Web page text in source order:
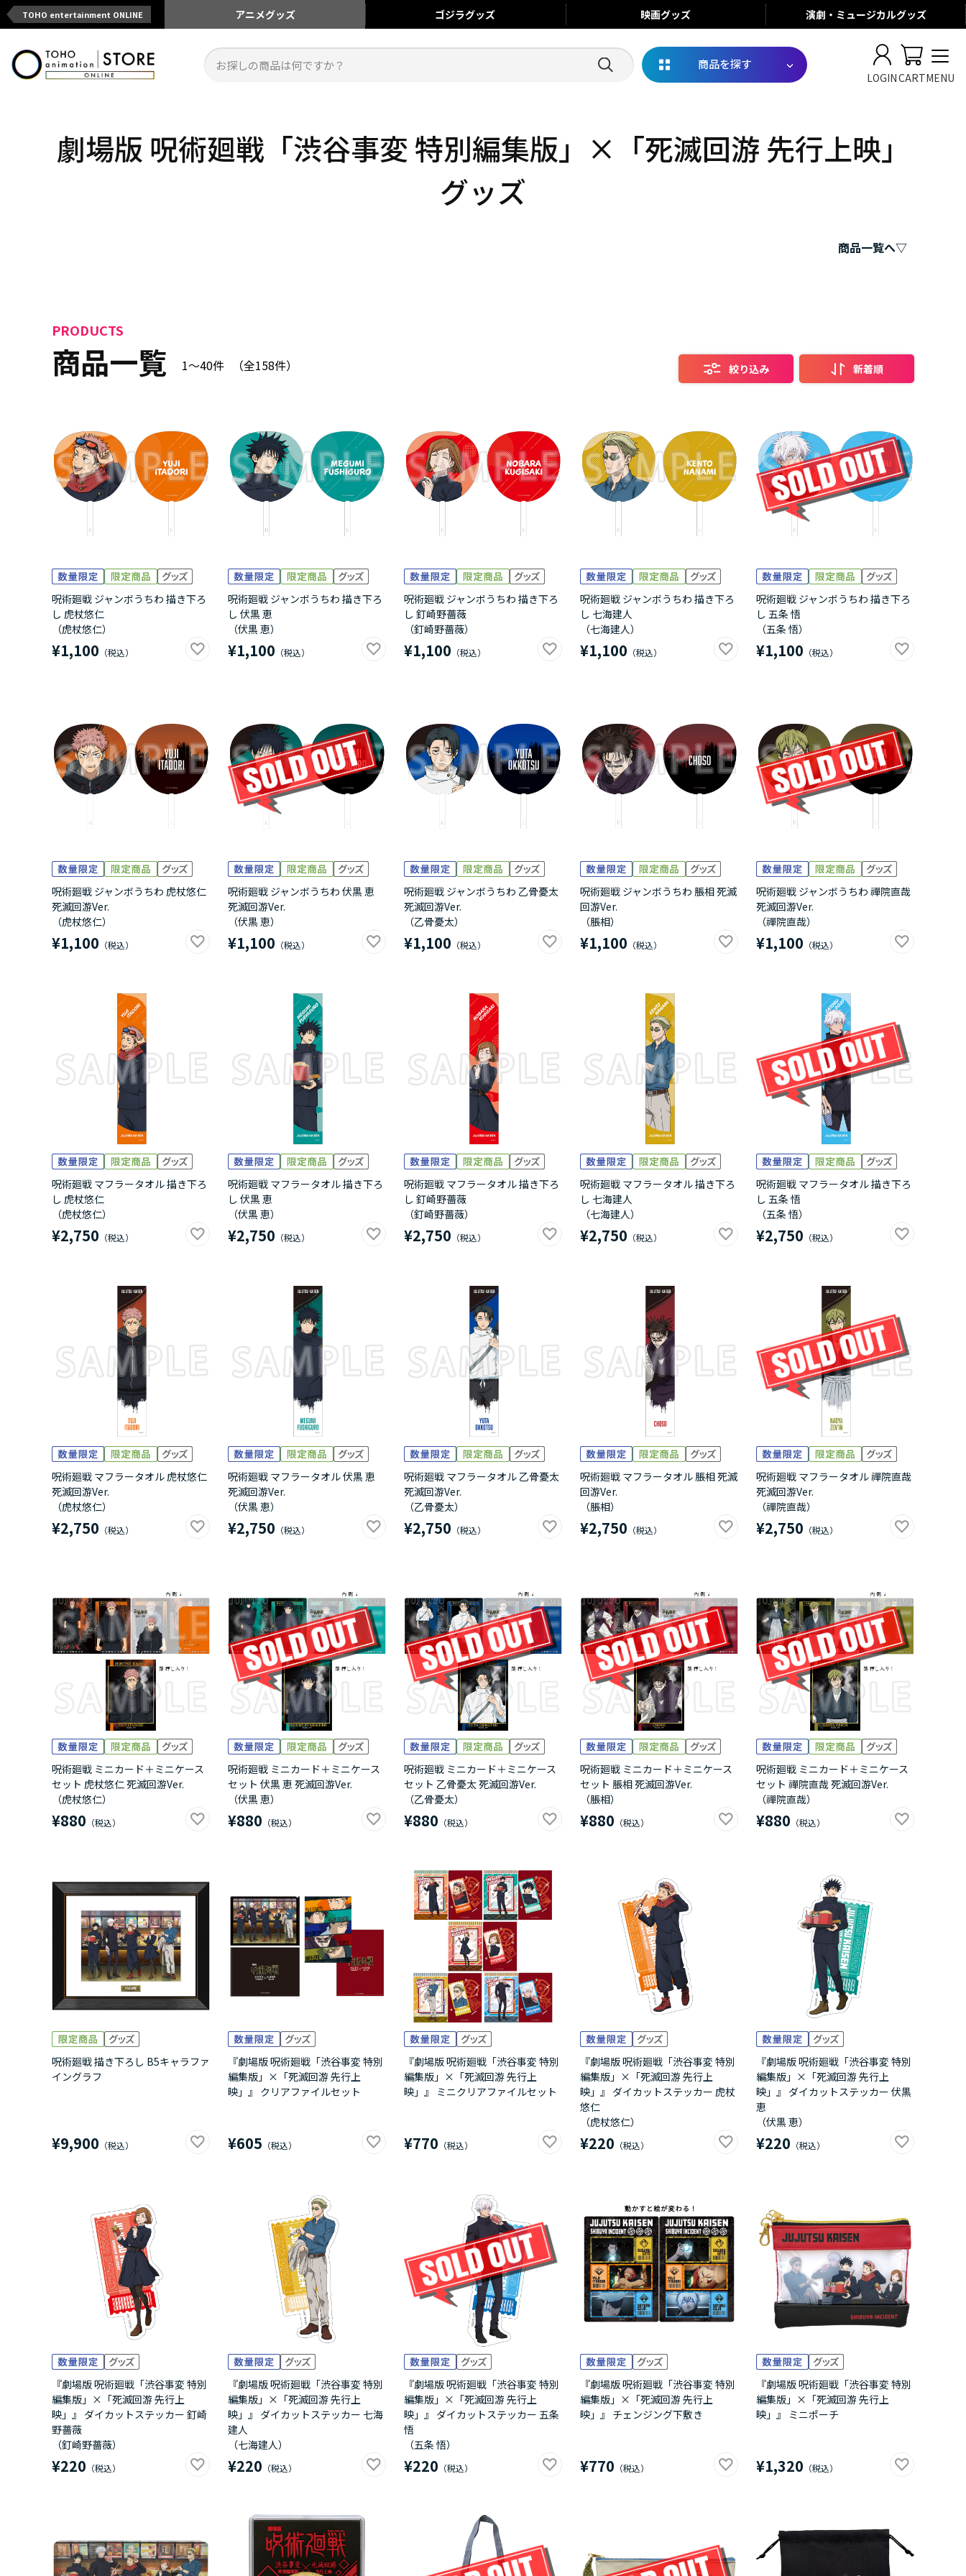
TOHO entertainment ONLINE アニメグッズ ゴジラグッズ 映画グッズ 演劇・ミュージカルグッズ
商品を探す
LOGINCARTMENU
劇場版 呪術廻戦「渋谷事変 特別編集版」×「死滅回游 先行上映」
グッズ
商品一覧へ▽
PRODUCTS
商品一覧 1～40件 （全158件） 絞り込み 新着順
呪術廻戦 ジャンボうちわ 描き下ろ
し 虎杖悠仁
（虎杖悠仁）
¥1,100
呪術廻戦 ジャンボうちわ 描き下ろ
し 伏黒 恵
（伏黒 恵）
¥1,100
呪術廻戦 ジャンボうちわ 描き下ろ
し 釘崎野薔薇
（釘崎野薔薇）
¥1,100
呪術廻戦 ジャンボうちわ 描き下ろ
し 七海建人
（七海建人）
¥1,100
呪術廻戦 ジャンボうちわ 描き下ろ
し 五条 悟
（五条 悟）
¥1,100
呪術廻戦 ジャンボうちわ 虎杖悠仁
死滅回游Ver.
（虎杖悠仁）
¥1,100
呪術廻戦 ジャンボうちわ 伏黒 恵
死滅回游Ver.
（伏黒 恵）
¥1,100
呪術廻戦 ジャンボうちわ 乙骨憂太
死滅回游Ver.
（乙骨憂太）
¥1,100
呪術廻戦 ジャンボうちわ 脹相 死滅
回游Ver.
（脹相）
¥1,100
呪術廻戦 ジャンボうちわ 禪院直哉
死滅回游Ver.
（禪院直哉）
¥1,100
呪術廻戦 マフラータオル 描き下ろ
し 虎杖悠仁
（虎杖悠仁）
¥2,750
呪術廻戦 マフラータオル 描き下ろ
し 伏黒 恵
（伏黒 恵）
¥2,750
呪術廻戦 マフラータオル 描き下ろ
し 釘崎野薔薇
（釘崎野薔薇）
¥2,750
呪術廻戦 マフラータオル 描き下ろ
し 七海建人
（七海建人）
¥2,750
呪術廻戦 マフラータオル 描き下ろ
し 五条 悟
（五条 悟）
¥2,750
呪術廻戦 マフラータオル 虎杖悠仁
死滅回游Ver.
（虎杖悠仁）
¥2,750
呪術廻戦 マフラータオル 伏黒 恵
死滅回游Ver.
（伏黒 恵）
¥2,750
呪術廻戦 マフラータオル 乙骨憂太
死滅回游Ver.
（乙骨憂太）
¥2,750
呪術廻戦 マフラータオル 脹相 死滅
回游Ver.
（脹相）
¥2,750
呪術廻戦 マフラータオル 禪院直哉
死滅回游Ver.
（禪院直哉）
¥2,750
呪術廻戦 ミニカード＋ミニケース
セット 虎杖悠仁 死滅回游Ver.
（虎杖悠仁）
¥880
呪術廻戦 ミニカード＋ミニケース
セット 伏黒 恵 死滅回游Ver.
（伏黒 恵）
¥880
呪術廻戦 ミニカード＋ミニケース
セット 乙骨憂太 死滅回游Ver.
（乙骨憂太）
¥880
呪術廻戦 ミニカード＋ミニケース
セット 脹相 死滅回游Ver.
（脹相）
¥880
呪術廻戦 ミニカード＋ミニケース
セット 禪院直哉 死滅回游Ver.
（禪院直哉）
¥880
呪術廻戦 描き下ろし B5キャラファ
イングラフ
¥9,900
『劇場版 呪術廻戦「渋谷事変 特別
編集版」×「死滅回游 先行上
映」』 クリアファイルセット
¥605
『劇場版 呪術廻戦「渋谷事変 特別
編集版」×「死滅回游 先行上
映」』 ミニクリアファイルセット
¥770
『劇場版 呪術廻戦「渋谷事変 特別
編集版」×「死滅回游 先行上
映」』 ダイカットステッカー 虎杖
悠仁
（虎杖悠仁）
¥220
『劇場版 呪術廻戦「渋谷事変 特別
編集版」×「死滅回游 先行上
映」』 ダイカットステッカー 伏黒
恵
（伏黒 恵）
¥220
『劇場版 呪術廻戦「渋谷事変 特別
編集版」×「死滅回游 先行上
映」』 ダイカットステッカー 釘崎
野薔薇
（釘崎野薔薇）
¥220
『劇場版 呪術廻戦「渋谷事変 特別
編集版」×「死滅回游 先行上
映」』 ダイカットステッカー 七海
建人
（七海建人）
¥220
『劇場版 呪術廻戦「渋谷事変 特別
編集版」×「死滅回游 先行上
映」』 ダイカットステッカー 五条
悟
（五条 悟）
¥220
『劇場版 呪術廻戦「渋谷事変 特別
編集版」×「死滅回游 先行上
映」』 チェンジング下敷き
¥770
『劇場版 呪術廻戦「渋谷事変 特別
編集版」×「死滅回游 先行上
映」』 ミニポーチ
¥1,320